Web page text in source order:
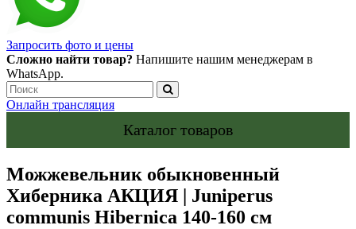
Запросить фото и цены
Сложно найти товар? Напишите нашим менеджерам в
WhatsApp.
Онлайн трансляция
Каталог товаров
Можжевельник обыкновенный
Хиберника АКЦИЯ | Juniperus
communis Hibernica 140-160 см